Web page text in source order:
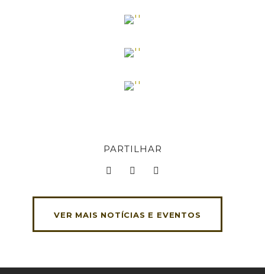
PARTILHAR
VER MAIS NOTÍCIAS E EVENTOS